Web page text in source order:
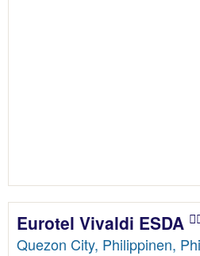
Eurotel Vivaldi ESDA
Quezon City, Philippinen,